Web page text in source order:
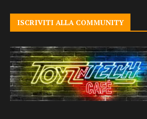
ISCRIVITI ALLA COMMUNITY